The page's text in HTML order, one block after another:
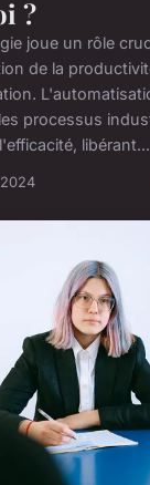
?
joue un rôle
de la
processus
libérant...